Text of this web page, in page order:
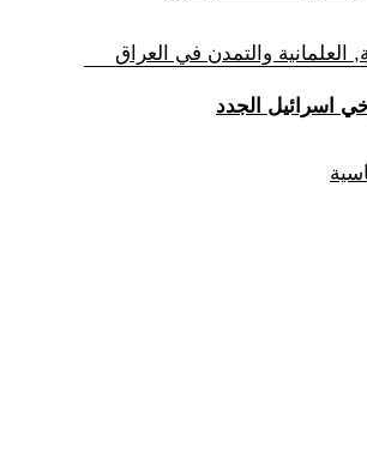
العلمانية والتمدن في العراق